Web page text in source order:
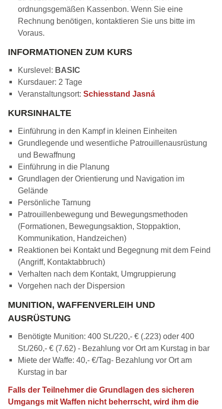
ordnungsgemäßen Kassenbon. Wenn Sie eine
Rechnung benötigen, kontaktieren Sie uns bitte im
Voraus.
INFORMATIONEN ZUM KURS
Kurslevel: BASIC
Kursdauer: 2 Tage
Veranstaltungsort: Schiesstand Jasná
KURSINHALTE
Einführung in den Kampf in kleinen Einheiten
Grundlegende und wesentliche Patrouillenausrüstung
und Bewaffnung
Einführung in die Planung
Grundlagen der Orientierung und Navigation im
Gelände
Persönliche Tarnung
Patrouillenbewegung und Bewegungsmethoden
(Formationen, Bewegungsaktion, Stoppaktion,
Kommunikation, Handzeichen)
Reaktionen bei Kontakt und Begegnung mit dem Feind
(Angriff, Kontaktabbruch)
Verhalten nach dem Kontakt, Umgruppierung
Vorgehen nach der Dispersion
MUNITION, WAFFENVERLEIH UND
AUSRÜSTUNG
Benötigte Munition: 400 St./220,- € (.223) oder 400
St./260,- € (7.62) - Bezahlung vor Ort am Kurstag in bar
Miete der Waffe: 40,- €/Tag- Bezahlung vor Ort am
Kurstag in bar
Falls der Teilnehmer die Grundlagen des sicheren
Umgangs mit Waffen nicht beherrscht, wird ihm die